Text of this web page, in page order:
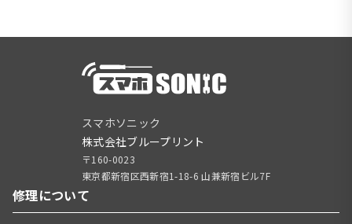
スマホソニック
株式会社ブループリント
〒160-0023
東京都新宿区西新宿1-18-6 山兼新宿ビル7F
修理について